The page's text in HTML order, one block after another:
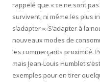
rappelé que « ce ne sont
survivent, ni même les plus
s’adapter ». S’adapter à la
nouveaux modes de
les commerçants proximité.
mais Jean-Louis Humblet
exemples pour en tirer